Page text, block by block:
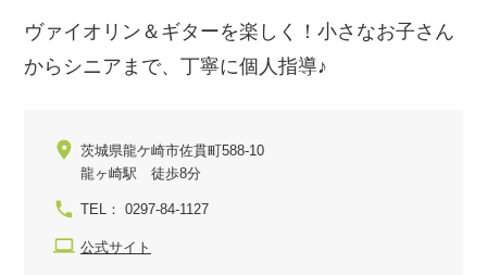
ヴァイオリン＆ギターを楽しく！小さなお子さん
からシニアまで、丁寧に個人指導♪
茨城県龍ケ崎市佐貫町588-10
龍ヶ崎駅 徒歩8分
TEL： 0297-84-1127
公式サイト